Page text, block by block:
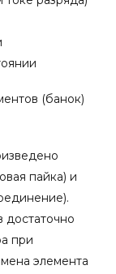
(банок)
пайка) и
достаточно
при
элемента